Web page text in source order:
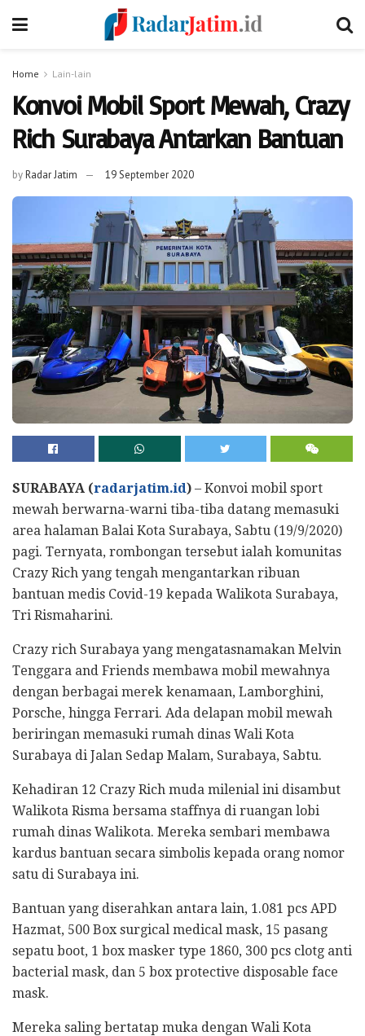
Home Lain-lain
Konvoi Mobil Sport Mewah, Crazy
Rich Surabaya Antarkan Bantuan
byRadar Jatim 19 September 2020
SURABAYA (radarjatim.id) – Konvoi mobil sport
mewah berwarna-warni tiba-tiba datang memasuki
area halaman Balai Kota Surabaya, Sabtu (19/9/2020)
pagi. Ternyata, rombongan tersebut ialah komunitas
Crazy Rich yang tengah mengantarkan ribuan
bantuan medis Covid-19 kepada Walikota Surabaya,
Tri Rismaharini.
Crazy rich Surabaya yang mengatasnamakan Melvin
Tenggara and Friends membawa mobil mewahnya
dengan berbagai merek kenamaan, Lamborghini,
Porsche, hingga Ferrari. Ada delapan mobil mewah
beriringan memasuki rumah dinas Wali Kota
Surabaya di Jalan Sedap Malam, Surabaya, Sabtu.
Kehadiran 12 Crazy Rich muda milenial ini disambut
Walikota Risma bersama staffnya di ruangan lobi
rumah dinas Walikota. Mereka sembari membawa
kardus bantuan secara simbolis kepada orang nomor
satu di Surabaya ini.
Bantuan yang diserahkan antara lain, 1.081 pcs APD
Hazmat, 500 Box surgical medical mask, 15 pasang
sepatu boot, 1 box masker type 1860, 300 pcs clotg anti
bacterial mask, dan 5 box protective disposable face
mask.
Mereka saling bertatap muka dengan Wali Kota